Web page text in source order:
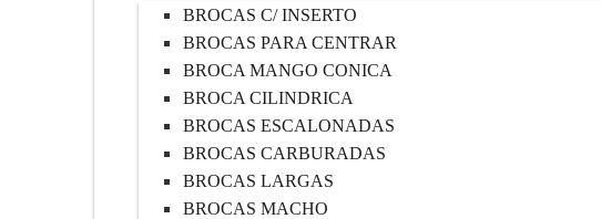
BROCAS C/ INSERTO
BROCAS PARA CENTRAR
BROCA MANGO CONICA
BROCA CILINDRICA
BROCAS ESCALONADAS
BROCAS CARBURADAS
BROCAS LARGAS
BROCAS MACHO